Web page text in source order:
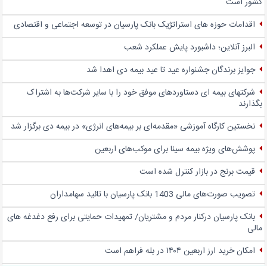
اقدامات حوزه های استراتژیک بانک پارسیان در توسعه اجتماعی و اقتصادی
البرز آنلاین؛ داشبورد پایش عملکرد شعب
جوایز برندگان جشنواره عید تا عید بیمه دی اهدا شد
شرکتهای بیمه ای دستاوردهای موفق خود را با سایر شرکت‌ها به اشتراک
بگذارند
نخستین کارگاه آموزشی «مقدمه‌ای بر بیمه‌های انرژی» در بیمه دی برگزار شد
پوشش‌های ویژه بیمه سینا برای موکب‌های اربعین
قیمت برنج در بازار کنترل شده است
تصویب صورت‌های مالی 1403 بانک پارسیان با تائید سهامداران
بانک پارسیان درکنار مردم و مشتریان/ تمهیدات حمایتی برای رفع دغدغه های
مالی
امکان خرید ارز اربعین ۱۴۰۴ در بله فراهم است